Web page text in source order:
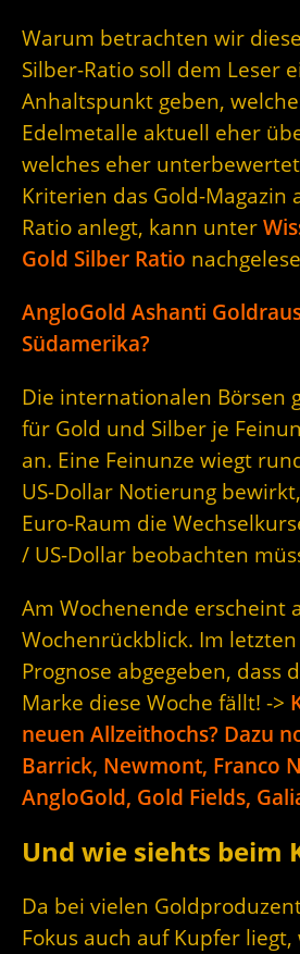
Warum betrachten wir
Silber-Ratio soll dem Leser
Anhaltspunkt geben,
Edelmetalle aktuell eher
welches eher
Kriterien das Gold-Magazin
Ratio anlegt, kann unter
Gold Silber Ratio
AngloGold Ashanti
Südamerika?
Die internationalen Börsen
für Gold und Silber je
an. Eine Feinunze wiegt
US-Dollar Notierung
Euro-Raum die
/ US-Dollar beobachten
Am Wochenende erscheint
Wochenrückblick. Im
Prognose abgegeben, dass
Marke diese Woche fällt! ->
neuen Allzeithochs? Dazu
Barrick, Newmont, Franco
AngloGold, Gold Fields,
Und wie siehts beim
Da bei vielen
Fokus auch auf Kupfer